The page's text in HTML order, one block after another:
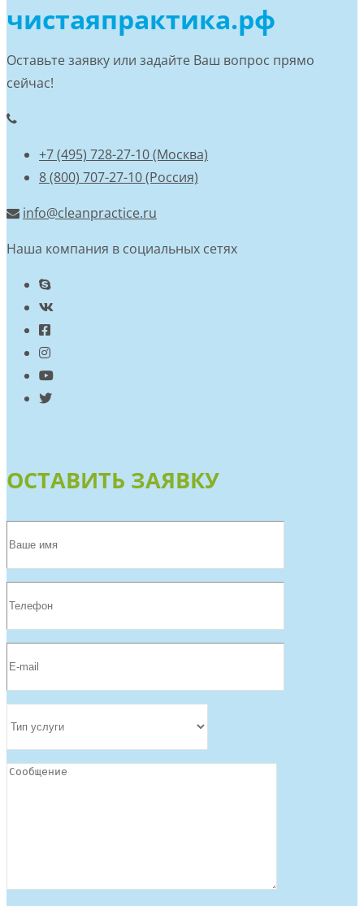
чистаяпрактика.рф
Оставьте заявку или задайте Ваш вопрос прямо
сейчас!
+7 (495) 728-27-10 (Москва)
8 (800) 707-27-10 (Россия)
info@cleanpractice.ru
Наша компания в социальных сетях
ОСТАВИТЬ ЗАЯВКУ